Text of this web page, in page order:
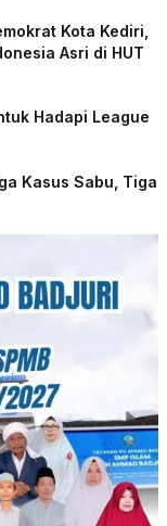
Kota Kediri,
Asri di HUT
Hadapi League
Kasus Sabu, Tiga